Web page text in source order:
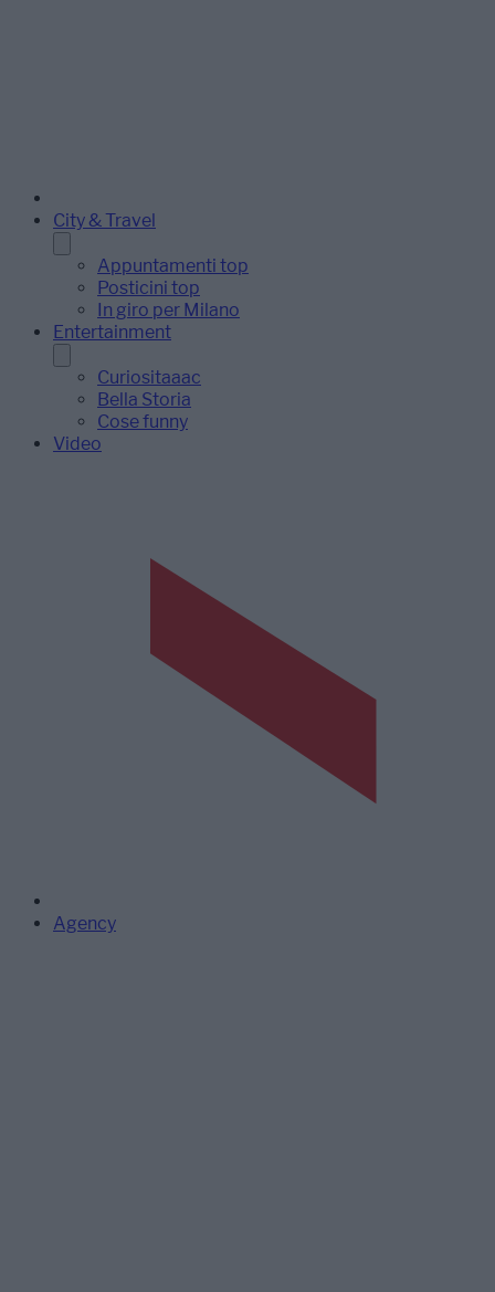
City & Travel
Appuntamenti top
Posticini top
In giro per Milano
Entertainment
Curiositaaac
Bella Storia
Cose funny
Video
Agency